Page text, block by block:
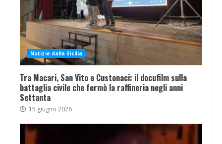
Notizie dalla Sicilia
Tra Macari, San Vito e Custonaci: il docufilm sulla
battaglia civile che fermò la raffineria negli anni
Settanta
15 giugno 2026